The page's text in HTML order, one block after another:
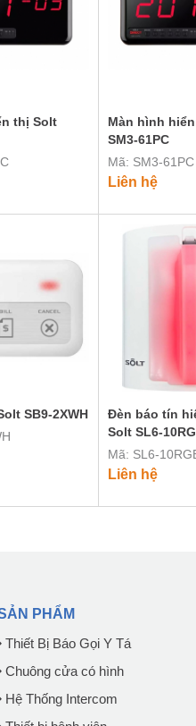
thị Solt
Màn hình
SM3-61PC
Mã: SM3-61PC
Liên hệ
SB9-2XWH
Đèn báo tín
Solt SL6-
Mã: SL6-
Liên hệ
PHẨM
Thiết Bị Báo Gọi Y Tá
Chuông cửa có hình
Hệ Thống Intercom